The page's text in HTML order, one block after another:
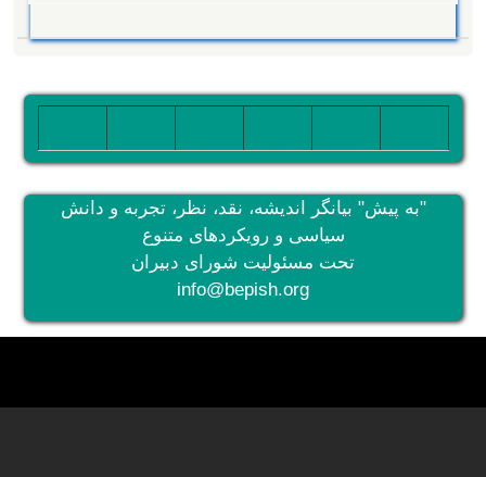
"به پیش" بیانگر اندیشه، نقد، نظر، تجربه و دانش
سیاسی و رویکردهای متنوع
تحت مسئولیت شورای دبیران
info@bepish.org